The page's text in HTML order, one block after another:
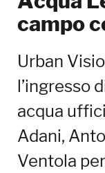
campo
Urban
l’ingresso
acqua
Adani,
Ventola